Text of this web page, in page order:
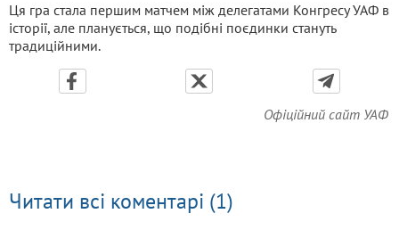
Ця гра стала першим матчем між делегатами Конгресу УАФ в
історії, але планується, що подібні поєдинки стануть
традиційними.
Офіційний сайт УАФ
Читати всі коментарі (1)